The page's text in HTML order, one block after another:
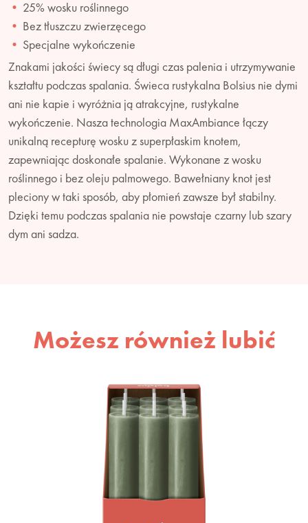
25% wosku roślinnego
Bez tłuszczu zwierzęcego
Specjalne wykończenie
Znakami jakości świecy są długi czas palenia i utrzymywanie
kształtu podczas spalania. Świeca rustykalna Bolsius nie dymi
ani nie kapie i wyróżnia ją atrakcyjne, rustykalne
wykończenie. Nasza technologia MaxAmbiance łączy
unikalną recepturę wosku z superpłaskim knotem,
zapewniając doskonałe spalanie. Wykonane z wosku
roślinnego i bez oleju palmowego. Bawełniany knot jest
pleciony w taki sposób, aby płomień zawsze był stabilny.
Dzięki temu podczas spalania nie powstaje czarny lub szary
dym ani sadza.
Możesz również lubić